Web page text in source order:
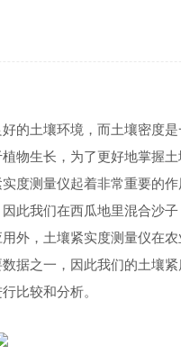
土壤环境，而土壤密度是
物生长，为了更好地掌握
测量仪起着非常重要的作
此我们在西瓜地里混合沙
，土壤紧实度测量仪在农
据之一，因此我们的土壤
比较和分析。